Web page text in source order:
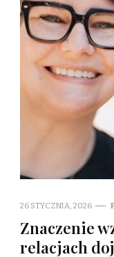
26 STYCZNIA, 2026
Znaczenie
relacjach